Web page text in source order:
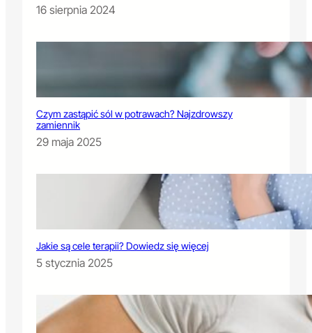
16 sierpnia 2024
Czym zastąpić sól w potrawach? Najzdrowszy
zamiennik
29 maja 2025
Jakie są cele terapii? Dowiedz się więcej
5 stycznia 2025